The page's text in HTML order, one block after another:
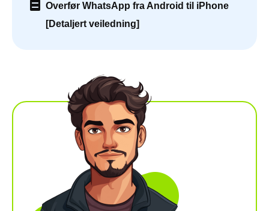
Overfør WhatsApp fra Android til iPhone
[Detaljert veiledning]